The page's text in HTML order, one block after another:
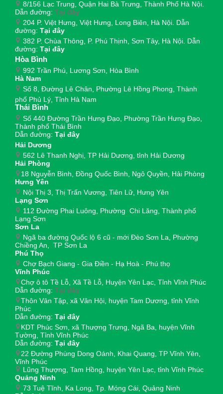
8/156 Lạc Trung, Quận Hai Bà Trưng, Thành Phố Hà Nội.
Dẫn đường: Tại đây
204 P. Việt Hưng, Việt Hưng, Long Biên, Hà Nội. Dẫn
đường: Tại đây
382 P. Chùa Thông, P. Phú Thịnh, Sơn Tây, Hà Nội. Dẫn
đường: Tại đây
Hòa Bình
992 Trần Phú, Lương Sơn, Hòa Bình
Hà Nam
Số 8, Đường Lê Chân, Phường Lê Hồng Phong, Thành
phố Phủ Lý, Tỉnh Hà Nam
Thái Bình
Số 440 Đường Trần Hưng Đạo, Phường Trần Hưng Đạo,
Thành phố Thái Bình
Dẫn đường: Tại đây
Hải Dương
562 Lê Thanh Nghị, TP Hải Dương, tỉnh Hải Dương
Hải Phòng
18 Nguyễn Bình, Đồng Quốc Bình, Ngô Quyền, Hải Phòng
Hưng Yên
Nội Thị 3, Thị Trấn Vương, Tiên Lữ, Hưng Yên
Lạng Sơn
112 Đường Phai Luông, Phường Chi Lăng, Thành phố
Lạng Sơn
Sơn La
Ngã ba đường Quốc lộ 6 cũ - mới Đèo Sơn La, Phường
Chiềng An, TP Sơn La
Phú Thọ
Chợ Bạch Giang - Gia Điền - Hạ Hoà - Phú thọ
Vĩnh Phúc
Chợ ô tô Tề Lỗ, Xã Tề Lỗ, Huyện Yên Lạc, Tỉnh Vĩnh Phúc
Dẫn đường: Tại đây
Thôn Vân Tập, xã Vân Hội, huyện Tam Dương, tỉnh Vĩnh
Phúc
Dẫn đường: Tại đây
KDT Phúc Sơn, xã Thượng Trưng, Ngã Ba, huyện Vĩnh
Tường, Tỉnh Vĩnh Phúc
Dẫn đường: Tại đây
22 Đường Phùng Dong Oánh, Khai Quang, TP Vĩnh Yên,
Vĩnh Phúc
Lũng Thượng, Tam Hồng, huyện Yên Lạc, tỉnh Vĩnh Phúc
Quảng Ninh
73 Tuệ Tĩnh, Ka Long, Tp. Móng Cái, Quảng Ninh